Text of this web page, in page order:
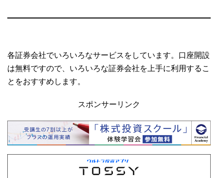
各証券会社でいろいろなサービスをしています。口座開設
は無料ですので、いろいろな証券会社を上手に利用するこ
とをおすすめします。
スポンサーリンク